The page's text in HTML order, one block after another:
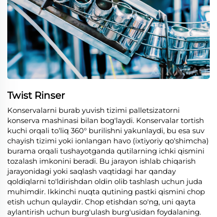
Twist Rinser
Konservalarni burab yuvish tizimi palletsizatorni
konserva mashinasi bilan bog'laydi. Konservalar tortish
kuchi orqali to‘liq 360° burilishni yakunlaydi, bu esa suv
chayish tizimi yoki ionlangan havo (ixtiyoriy qo‘shimcha)
burama orqali tushayotganda qutilarning ichki qismini
tozalash imkonini beradi. Bu jarayon ishlab chiqarish
jarayonidagi yoki saqlash vaqtidagi har qanday
qoldiqlarni to'ldirishdan oldin olib tashlash uchun juda
muhimdir. Ikkinchi nuqta qutining pastki qismini chop
etish uchun qulaydir. Chop etishdan so'ng, uni qayta
aylantirish uchun burg'ulash burg'usidan foydalaning.